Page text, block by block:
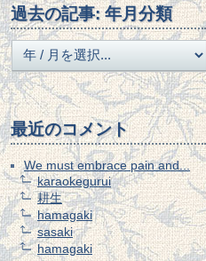
過去の記事: 年月分類
最近のコメント
We must embrace pain and...
karaokegurui
耕生
hamagaki
sasaki
hamagaki